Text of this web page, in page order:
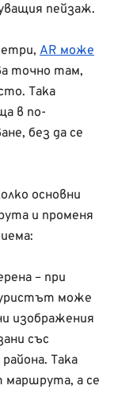
пейзаж.
AR може
точно там,
Така
в по-
без да се
основни
и променя
– при
може
изображения
със
Така
маршрута, а се